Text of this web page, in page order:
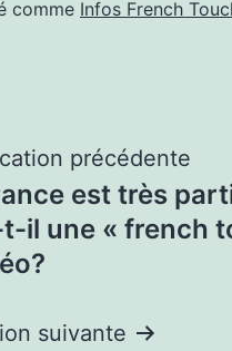
comme Infos French
précédente
est très
il une « french
suivante